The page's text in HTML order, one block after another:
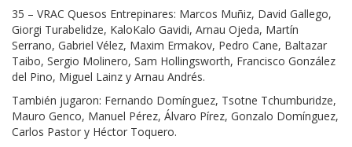
35 – VRAC Quesos Entrepinares: Marcos Muñiz, David Gallego,
Giorgi Turabelidze, KaloKalo Gavidi, Arnau Ojeda, Martín
Serrano, Gabriel Vélez, Maxim Ermakov, Pedro Cane, Baltazar
Taibo, Sergio Molinero, Sam Hollingsworth, Francisco González
del Pino, Miguel Lainz y Arnau Andrés.
También jugaron: Fernando Domínguez, Tsotne Tchumburidze,
Mauro Genco, Manuel Pérez, Álvaro Pírez, Gonzalo Domínguez,
Carlos Pastor y Héctor Toquero.